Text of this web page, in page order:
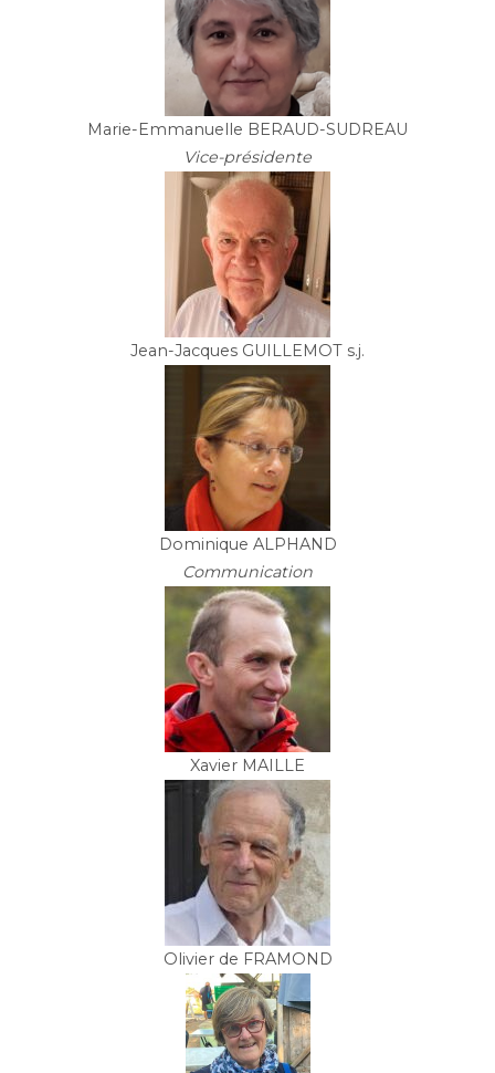
Marie-Emmanuelle BERAUD-SUDREAU
Vice-présidente
Jean-Jacques GUILLEMOT s.j.
Dominique ALPHAND
Communication
Xavier MAILLE
Olivier de FRAMOND